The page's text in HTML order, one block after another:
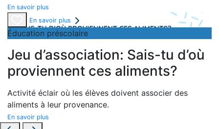
En savoir plus
En savoir plus
Éducation préscolaire
Jeu d’association: Sais-tu d’où
proviennent ces aliments?
Activité éclair où les élèves doivent associer des
aliments à leur provenance.
En savoir plus